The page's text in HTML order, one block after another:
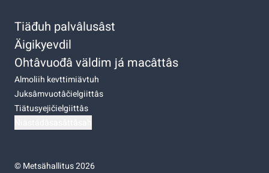
Tiäđuh palvâlusâst
Äigikyevdil
Ohtâvuođâ väldim já macâttâs
Almoliih kevttimiävtuh
Juksâmvuotâčielgiittâs
Tiätusyejičielgiittâs
©Metsähallitus 2026